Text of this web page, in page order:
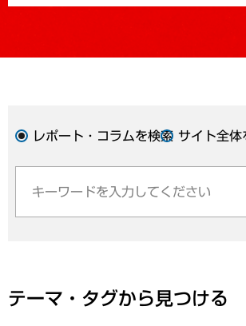
レポート・コラムを検索 サイト全体
テーマ・タグから見つける